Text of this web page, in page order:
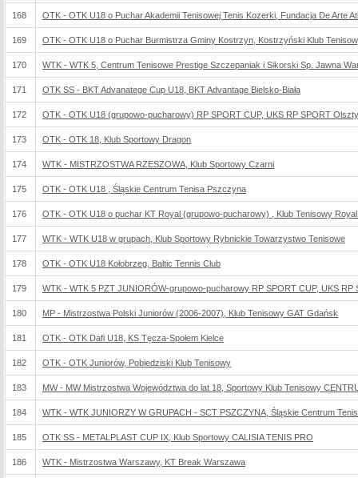
168 OTK - OTK U18 o Puchar Akademii Tenisowej Tenis Kozerki, Fundacja De Arte
169 OTK - OTK U18 o Puchar Burmistrza Gminy Kostrzyn, Kostrzyński Klub
170 WTK - WTK 5, Centrum Tenisowe Prestige Szczepaniak i Sikorski Sp. Jawna
171 OTK SS - BKT Advanatege Cup U18, BKT Advantage Bielsko-Biała
172 OTK - OTK U18 (grupowo-pucharowy) RP SPORT CUP, UKS RP SPORT
173 OTK - OTK 18, Klub Sportowy Dragon
174 WTK - MISTRZOSTWA RZESZOWA, Klub Sportowy Czarni
175 OTK - OTK U18 , Śląskie Centrum Tenisa Pszczyna
176 OTK - OTK U18 o puchar KT Royal (grupowo-pucharowy) , Klub Tenisowy
177 WTK - WTK U18 w grupach, Klub Sportowy Rybnickie Towarzystwo Tenisowe
178 OTK - OTK U18 Kołobrzeg, Baltic Tennis Club
179 WTK - WTK 5 PZT JUNIORÓW-grupowo-pucharowy RP SPORT CUP, UKS RP
180 MP - Mistrzostwa Polski Juniorów (2006-2007), Klub Tenisowy GAT Gdańsk
181 OTK - OTK Dafi U18, KS Tęcza-Społem Kielce
182 OTK - OTK Juniorów, Pobiedziski Klub Tenisowy
183 MW - MW Mistrzostwa Województwa do lat 18, Sportowy Klub Tenisowy
184 WTK - WTK JUNIORZY W GRUPACH - SCT PSZCZYNA, Śląskie Centrum
185 OTK SS - METALPLAST CUP IX, Klub Sportowy CALISIA TENIS PRO
186 WTK - Mistrzostwa Warszawy, KT Break Warszawa